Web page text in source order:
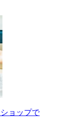
ョップで